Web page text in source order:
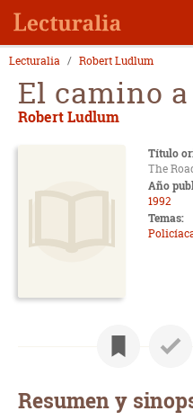
Lecturalia Robert Ludlum
El camino
Robert Ludlum
Título
The
Año
1992
Temas:
Resumen y